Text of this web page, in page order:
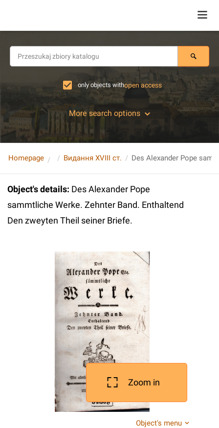
only objects withopen access
More search options
Homepage Видання XVIII ст.
Object's details: Des Alexander Pope
sammtliche Werke. Zehnter Band. Enthaltend
Den zweyten Theil seiner Briefe.
Zoom in
Object's menu